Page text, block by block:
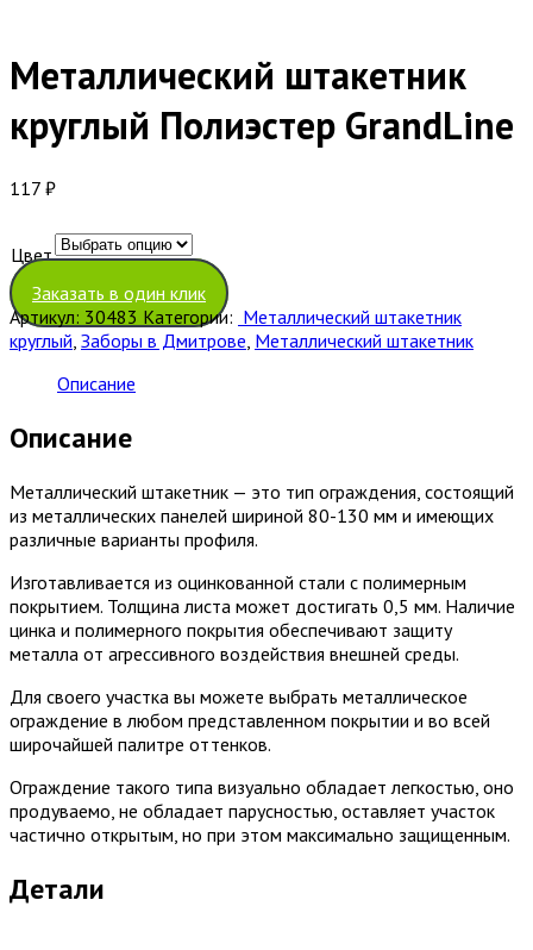
Металлический штакетник
круглый Полиэстер GrandLine
117 ₽
Цвет
Очистить
Заказать в один клик
Артикул: 30483 Категории: Металлический штакетник
круглый Заборы в Дмитрове Металлический штакетник
Описание
Описание
Металлический штакетник — это тип ограждения, состоящий
из металлических панелей шириной 80-130 мм и имеющих
различные варианты профиля.
Изготавливается из оцинкованной стали с полимерным
покрытием. Толщина листа может достигать 0,5 мм. Наличие
цинка и полимерного покрытия обеспечивают защиту
металла от агрессивного воздействия внешней среды.
Для своего участка вы можете выбрать металлическое
ограждение в любом представленном покрытии и во всей
широчайшей палитре оттенков.
Ограждение такого типа визуально обладает легкостью, оно
продуваемо, не обладает парусностью, оставляет участок
частично открытым, но при этом максимально защищенным.
Детали